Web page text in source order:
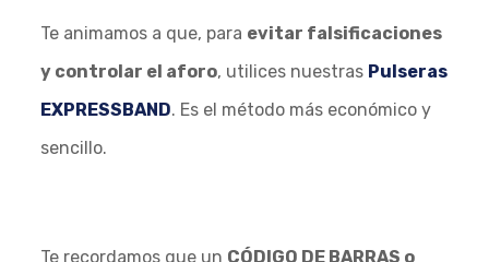
Te animamos a que, para evitar falsificaciones
y controlar el aforo, utilices nuestras Pulseras
EXPRESSBAND. Es el método más económico y
sencillo.
Te recordamos que un CÓDIGO DE BARRAS o